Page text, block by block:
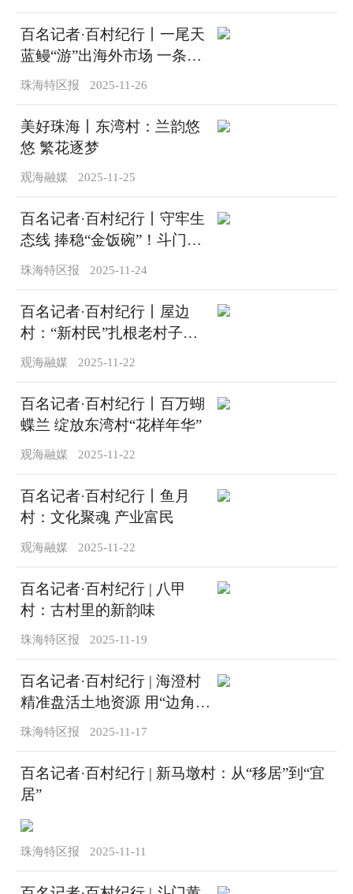
百名记者·百村纪行丨一尾天
蓝鳗“游”出海外市场 一条产
业链“撬”动振兴杠杆
珠海特区报 2025-11-26
美好珠海丨东湾村：兰韵悠
悠 繁花逐梦
观海融媒 2025-11-25
百名记者·百村纪行丨守牢生
态线 捧稳“金饭碗”！斗门新
沙村好环境养出市场抢手鱼
珠海特区报 2025-11-24
百名记者·百村纪行丨屋边
村：“新村民”扎根老村子活
出新滋味
观海融媒 2025-11-22
百名记者·百村纪行丨百万蝴
蝶兰 绽放东湾村“花样年华”
观海融媒 2025-11-22
百名记者·百村纪行丨鱼月
村：文化聚魂 产业富民
观海融媒 2025-11-22
百名记者·百村纪行 | 八甲
村：古村里的新韵味
珠海特区报 2025-11-19
百名记者·百村纪行 | 海澄村
精准盘活土地资源 用“边角
料”做出“大文章”
珠海特区报 2025-11-17
百名记者·百村纪行 | 新马墩村：从“移居”到“宜
居”
珠海特区报 2025-11-11